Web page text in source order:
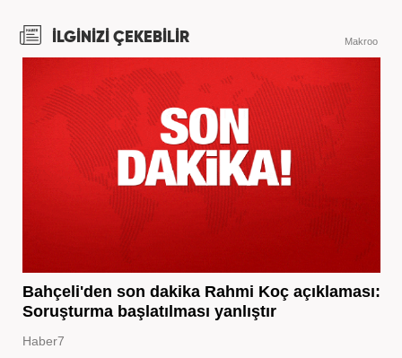
İLGİNİZİ ÇEKEBİLİR Makroo
Bahçeli'den son dakika Rahmi Koç açıklaması:
Soruşturma başlatılması yanlıştır
Haber7